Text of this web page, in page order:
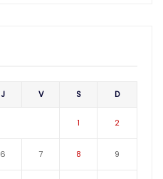
J V S D
1 2
6 7 8 9